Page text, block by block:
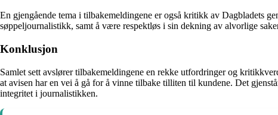
En gjengående tema i tilbakemeldingene er også kritikk av Dagbladets
søppeljournalistikk, samt å være respektløs i sin dekning av alvorlige
Konklusjon
Samlet sett avslører tilbakemeldingene en rekke utfordringer og
at avisen har en vei å gå for å vinne tilbake tilliten til kundene. Det
integritet i journalistikken.